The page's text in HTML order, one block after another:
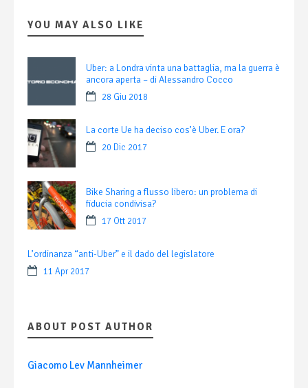
YOU MAY ALSO LIKE
Uber: a Londra vinta una battaglia, ma la guerra è
ancora aperta – di Alessandro Cocco
28 Giu 2018
La corte Ue ha deciso cos’è Uber. E ora?
20 Dic 2017
Bike Sharing a flusso libero: un problema di
fiducia condivisa?
17 Ott 2017
L’ordinanza “anti-Uber” e il dado del legislatore
11 Apr 2017
ABOUT POST AUTHOR
Giacomo Lev Mannheimer